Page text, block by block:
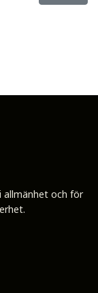
allmänhet och för